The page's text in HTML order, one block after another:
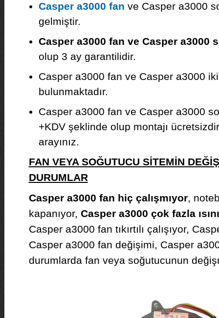
Casper a3000 fan ve Casper a3000
gelmiştir.
Casper a3000 fan ve Casper a3000
olup 3 ay garantilidir.
Casper a3000 fan ve Casper a3000
bulunmaktadır.
Casper a3000 fan ve Casper a3000
+KDV şeklinde olup montajı
arayınız.
FAN VEYA SOĞUTUCU SİTEMİN
DURUMLAR
Casper a3000 fan hiç çalışmıyor,
kapanıyor, Casper a3000 çok fazla
Casper a3000 fan tıkırtılı çalışıyor,
Casper a3000 fan değişimi, Casper
durumlarda fan veya soğutucunun